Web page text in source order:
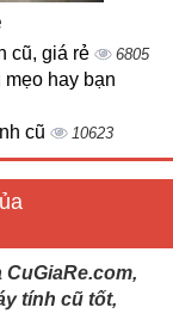
cũ, giá rẻ 6805
mẹo hay bạn
cũ 10623
tính cũ tốt,